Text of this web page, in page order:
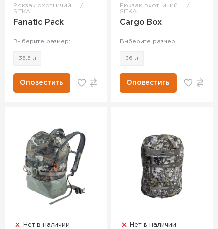
Рюкзак охотничий
SITKA
Fanatic Pack
Выберите размер:
35,5 л
Оповестить
Рюкзак охотничий
SITKA
Cargo Box
Выберите размер:
36 л
Оповестить
Нет в наличии Нет в наличии